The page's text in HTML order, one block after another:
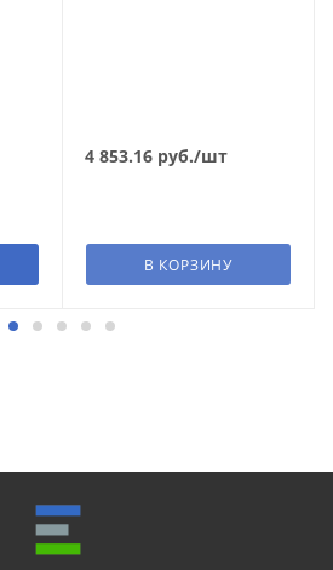
4 853.16 руб./шт
В КОРЗИНУ